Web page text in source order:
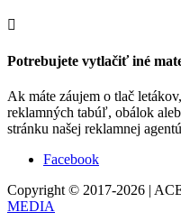

Potrebujete vytlačiť iné
Ak máte záujem o tlač
reklamných tabúľ, obálok
stránku našej reklamnej
Facebook
Copyright © 2017-2026 |
MEDIA